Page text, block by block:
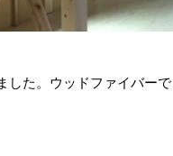
した。ウッドファイバーで